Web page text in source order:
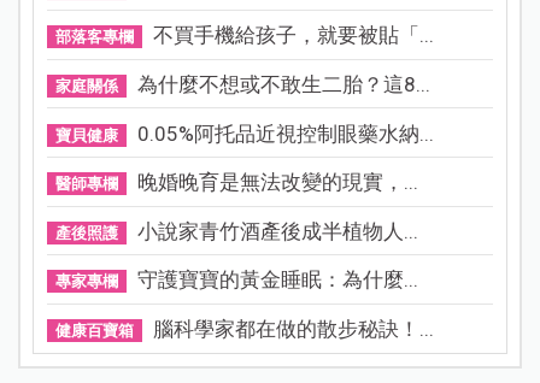
部落客專欄 不買手機給孩子，就要被貼「...
家庭關係 為什麼不想或不敢生二胎？這8...
寶貝健康 0.05%阿托品近視控制眼藥水納...
醫師專欄 晚婚晚育是無法改變的現實，...
產後照護 小說家青竹酒產後成半植物人...
專家專欄 守護寶寶的黃金睡眠：為什麼...
健康百寶箱 腦科學家都在做的散步秘訣！...